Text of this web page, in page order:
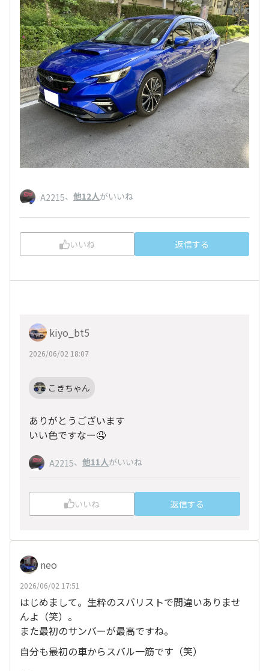
A2215、 他12人がいいね
いいね 返信する
kiyo_bt5
2026/06/02 18:07
こきちゃん
ありがとうございます
いい色ですなー🤤
A2215、 他11人がいいね
いいね 返信する
neo
2026/06/02 17:51
はじめまして。生粋のスバリストで間違いありませ
んよ（笑）。
また最初のサンバーが最高ですね。
自分も最初の車からスバル一筋です（笑）